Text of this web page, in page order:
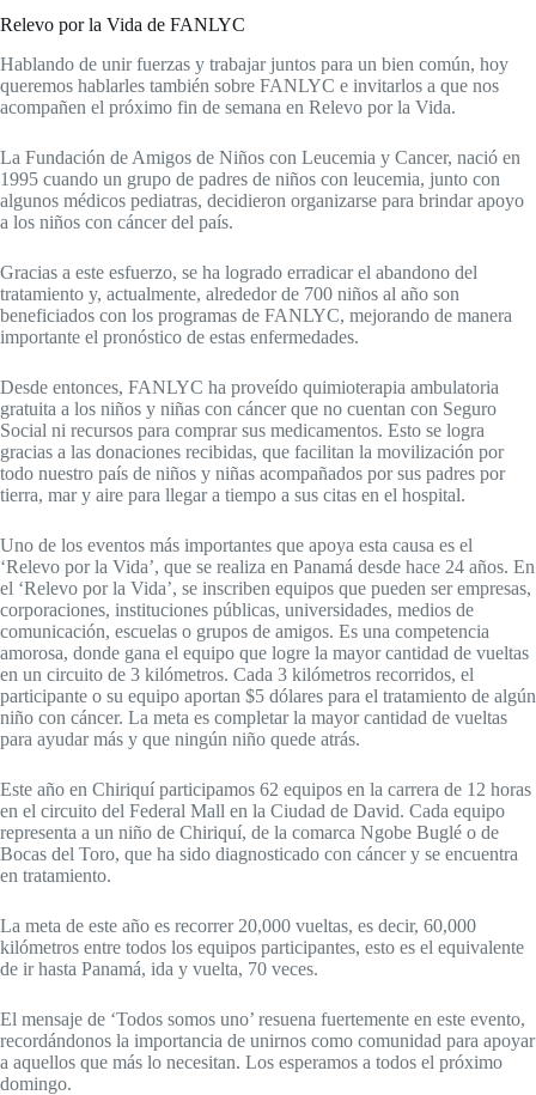
Relevo por la Vida de FANLYC
Hablando de unir fuerzas y trabajar juntos para un bien común, hoy
queremos hablarles también sobre FANLYC e invitarlos a que nos
acompañen el próximo fin de semana en Relevo por la Vida.
La Fundación de Amigos de Niños con Leucemia y Cancer, nació en
1995 cuando un grupo de padres de niños con leucemia, junto con
algunos médicos pediatras, decidieron organizarse para brindar apoyo
a los niños con cáncer del país.
Gracias a este esfuerzo, se ha logrado erradicar el abandono del
tratamiento y, actualmente, alrededor de 700 niños al año son
beneficiados con los programas de FANLYC, mejorando de manera
importante el pronóstico de estas enfermedades.
Desde entonces, FANLYC ha proveído quimioterapia ambulatoria
gratuita a los niños y niñas con cáncer que no cuentan con Seguro
Social ni recursos para comprar sus medicamentos. Esto se logra
gracias a las donaciones recibidas, que facilitan la movilización por
todo nuestro país de niños y niñas acompañados por sus padres por
tierra, mar y aire para llegar a tiempo a sus citas en el hospital.
Uno de los eventos más importantes que apoya esta causa es el
‘Relevo por la Vida’, que se realiza en Panamá desde hace 24 años. En
el ‘Relevo por la Vida’, se inscriben equipos que pueden ser empresas,
corporaciones, instituciones públicas, universidades, medios de
comunicación, escuelas o grupos de amigos. Es una competencia
amorosa, donde gana el equipo que logre la mayor cantidad de vueltas
en un circuito de 3 kilómetros. Cada 3 kilómetros recorridos, el
participante o su equipo aportan $5 dólares para el tratamiento de algún
niño con cáncer. La meta es completar la mayor cantidad de vueltas
para ayudar más y que ningún niño quede atrás.
Este año en Chiriquí participamos 62 equipos en la carrera de 12 horas
en el circuito del Federal Mall en la Ciudad de David. Cada equipo
representa a un niño de Chiriquí, de la comarca Ngobe Buglé o de
Bocas del Toro, que ha sido diagnosticado con cáncer y se encuentra
en tratamiento.
La meta de este año es recorrer 20,000 vueltas, es decir, 60,000
kilómetros entre todos los equipos participantes, esto es el equivalente
de ir hasta Panamá, ida y vuelta, 70 veces.
El mensaje de ‘Todos somos uno’ resuena fuertemente en este evento,
recordándonos la importancia de unirnos como comunidad para apoyar
a aquellos que más lo necesitan. Los esperamos a todos el próximo
domingo.